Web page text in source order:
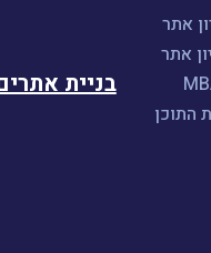
אתר
אתר
התוכן
בניית